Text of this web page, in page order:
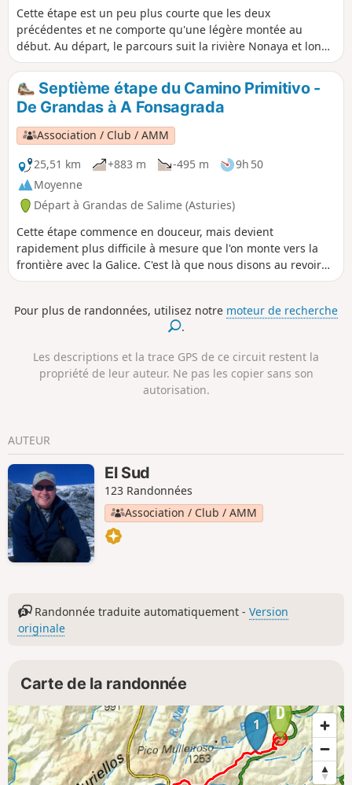
Cette étape est un peu plus courte que les deux
précédentes et ne comporte qu'une légère montée au
début. Au départ, le parcours suit la rivière Nonaya et longe
la Sierra de Bodenaya. Après avoir traversé la rivière
Casandrasín, notre chemin nous emmène le long de la
vallée avec la Sierra de Tineo sur notre droite. Il y a
beaucoup à voir et quelques villages à explorer, espérons
juste qu'il ne pleuve pas.
Septième étape du Camino Primitivo -
De Grandas à A Fonsagrada
Association / Club / AMM
25,51 km
+883 m -495 m
9h 50
Moyenne
Départ à Grandas de Salime (Asturies)
Cette étape commence en douceur, mais devient
rapidement plus difficile à mesure que l'on monte vers la
frontière avec la Galice. C'est là que nous disons au revoir
aux Asturies et que nous commençons notre voyage à
une longue journée, mais riche en rencontres intéressantes
avec des gens et des lieux tout au long du chemin. Le
balisage et les villages traversés.
Pour plus de randonnées, utilisez notre moteur de recherche
.
Les descriptions et la trace GPS de ce circuit restent la
propriété de leur auteur. Ne pas les copier sans son
autorisation.
AUTEUR
El Sud
123 Randonnées
Association / Club / AMM
Randonnée traduite automatiquement -Version
originale
Carte de la randonnée
1